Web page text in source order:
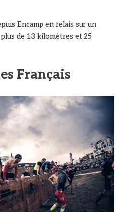
Encamp en relais sur un
de 13 kilomètres et 25
Français